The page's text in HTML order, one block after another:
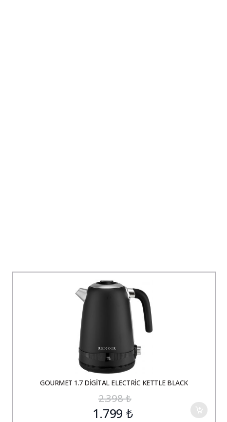
GOURMET 1.7 DİGİTAL ELECTRİC KETTLE BLACK
2.398₺
1.799₺